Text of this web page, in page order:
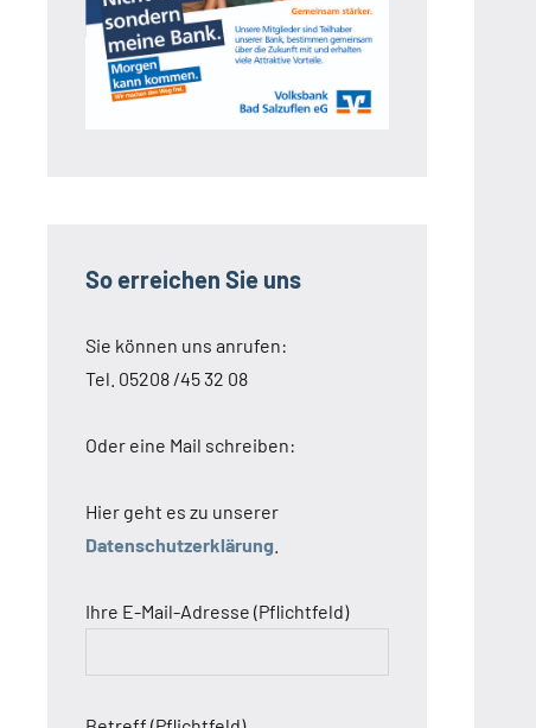
So erreichen Sie uns
Sie können uns anrufen:
Tel. 05208 /45 32 08
Oder eine Mail schreiben:
Hier geht es zu unserer
Datenschutzerklärung
Ihre E-Mail-Adresse (Pflichtfeld)